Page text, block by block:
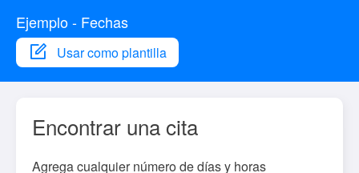
Ejemplo - Fechas
Usar como plantilla
Encontrar una cita
Agrega cualquier número de días y horas